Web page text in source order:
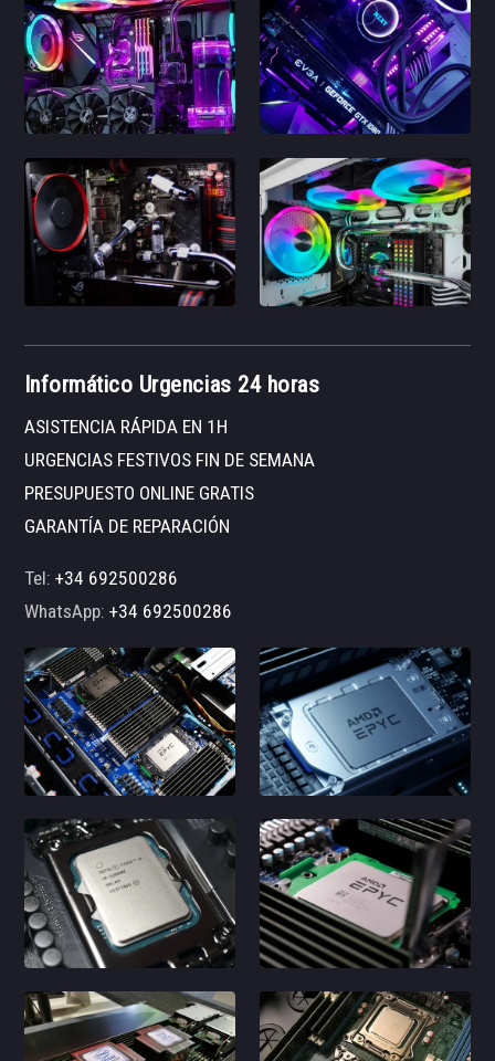
Informático Urgencias 24 horas
ASISTENCIA RÁPIDA EN 1H
URGENCIAS FESTIVOS FIN DE SEMANA
PRESUPUESTO ONLINE GRATIS
GARANTÍA DE REPARACIÓN
Tel:+34 692500286
WhatsApp:+34 692500286